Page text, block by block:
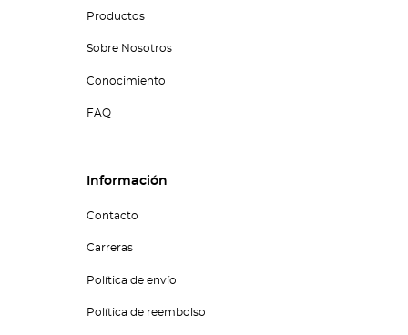
Productos
Sobre Nosotros
Conocimiento
FAQ
Información
Contacto
Carreras
Política de envío
Política de reembolso